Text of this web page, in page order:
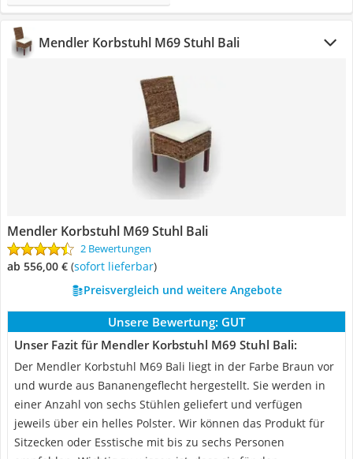
Mendler Korbstuhl M69 Stuhl Bali
Mendler Korbstuhl M69 Stuhl Bali
2 Bewertungen
ab 556,00 € ( Sofort lieferbar)
Preisvergleich und weitere Angebote
Unsere Bewertung: GUT
Unser Fazit für Mendler Korbstuhl M69 Stuhl Bali:
Der Mendler Korbstuhl M69 Bali liegt in der Farbe Braun vor
und wurde aus Bananengeflecht hergestellt. Sie werden in
einer Anzahl von sechs Stühlen geliefert und verfügen
jeweils über ein helles Polster. Wir können das Produkt für
Sitzecken oder Esstische mit bis zu sechs Personen